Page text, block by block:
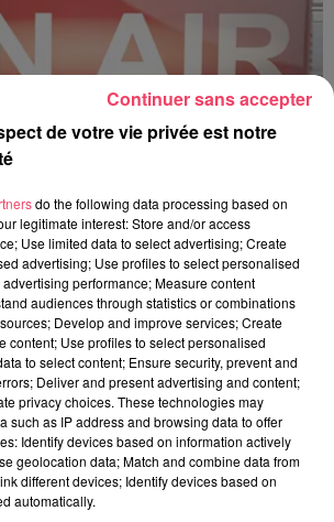
? - 18 06 2026
de votre vie privée est notre
do the following data processing based on
legitimate interest: Store and/or access
Use limited data to select advertising; Create
advertising; Use profiles to select personalised
performance; Measure content
audiences through statistics or combinations
Develop and improve services; Create
content; Use profiles to select personalised
to select content; Ensure security, prevent and
Deliver and present advertising and content;
privacy choices. These technologies may
such as IP address and browsing data to offer
Identify devices based on information actively
geolocation data; Match and combine data from
different devices; Identify devices based on
automatically.
Continuer sans accepter